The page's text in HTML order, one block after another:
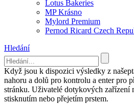
Lotus Bakeries
MP Krásno
Mylord Premium
Pernod Ricard Czech
Hledání
Když jsou k dispozici výsledky z
nahoru a dolů pro kontrolu a enter pro
stránku. Uživatelé dotykových zařízení
stisknutím nebo přejetím prstem.